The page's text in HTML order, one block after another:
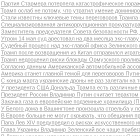
Партия Стармера потерпела катастрофическое
Трамп ослаб не потому, что утратил умение
Стали известны ключевые темы переговоров Трампа
Специализированная антикоррупционная
Заместитель председателя Совета безопасности РФ,
Утром 14 мая суд арестовал на два месяца экс-главу
Судебный процесс над экс-главой офиса Зелинского
Трамп после возвращения из Китая отправился
Трамп недооценил риски блокады Ормузского
Согласно данным Американской автомобильной
Америка станет главной темой для переговоров
С конца марта украинские дроны не раз залетали на
У президента США Дональда Трампа есть различные
Президент России Владимир Путин считает терактом
Закачка газа в европейские подземные хранилища
У Белого дома в Вашингтоне произошла стрельба у
В Европе больше не могут скрывать, что обещания
Папа Лев XIV предупредил о рисках искусственного
Глава Украины Владимир Зеленский все чаще